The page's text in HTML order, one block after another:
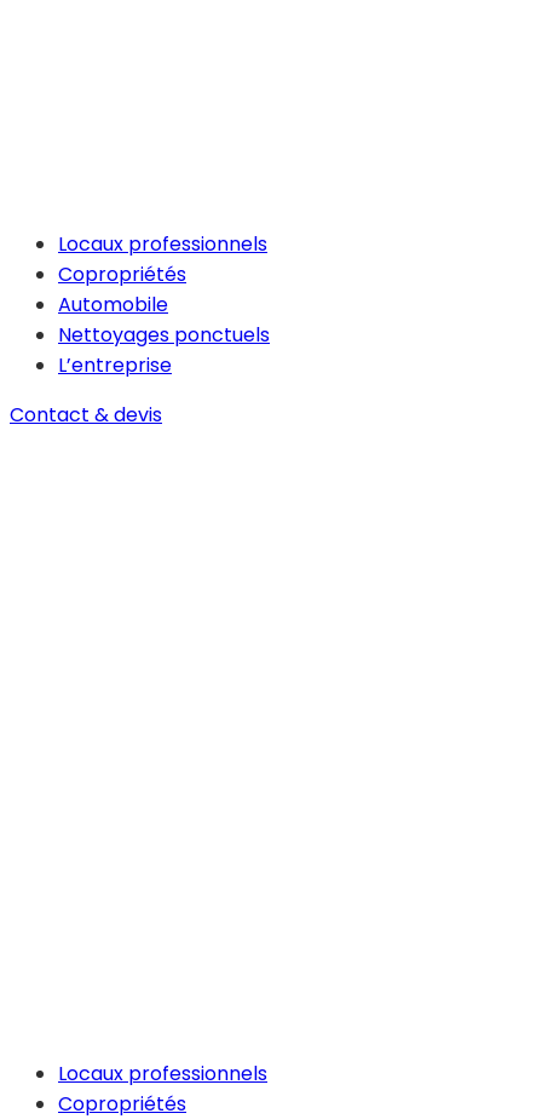
Locaux professionnels
Copropriétés
Automobile
Nettoyages ponctuels
L’entreprise
Contact & devis
Locaux professionnels
Copropriétés